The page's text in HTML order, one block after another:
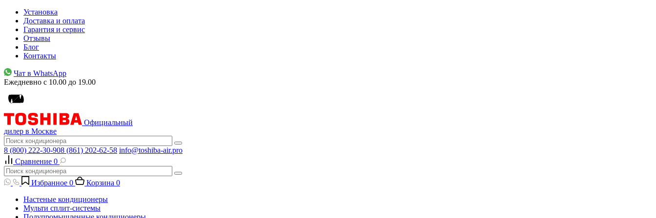
Установка
Доставка и оплата
Гарантия и сервис
Отзывы
Блог
Контакты
Чат в WhatsApp
Ежедневно с 10.00 до 19.00
Официальный
дилер в Москве
8 (800) 222-30-908 (861) 202-62-58 info@toshiba-air.pro
Сравнение 0
Избранное 0 Корзина 0
Настеные кондиционеры
Мульти сплит-системы